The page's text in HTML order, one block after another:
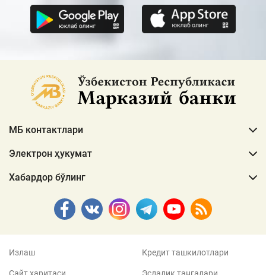
МБ контактлари
Электрон ҳукумат
Хабардор бўлинг
Излаш Кредит ташкилотлари